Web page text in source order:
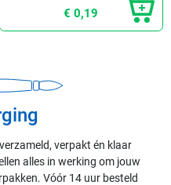
€ 0,19
verpakt én klaar
alles in werking om jouw
Vóór 14 uur besteld